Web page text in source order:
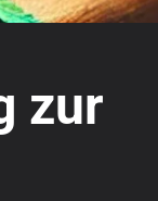
zur